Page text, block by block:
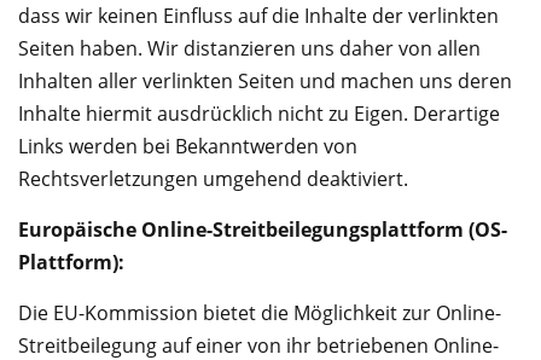
dass wir keinen Einfluss auf die Inhalte der verlinkten
Seiten haben. Wir distanzieren uns daher von allen
Inhalten aller verlinkten Seiten und machen uns deren
Inhalte hiermit ausdrücklich nicht zu Eigen. Derartige
Links werden bei Bekanntwerden von
Rechtsverletzungen umgehend deaktiviert.
Europäische Online-Streitbeilegungsplattform (OS-
Plattform):
Die EU-Kommission bietet die Möglichkeit zur Online-
Streitbeilegung auf einer von ihr betriebenen Online-